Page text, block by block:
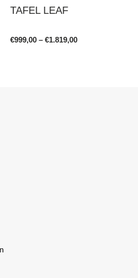
TAFEL LEAF
€999,00 – €1.819,00Price